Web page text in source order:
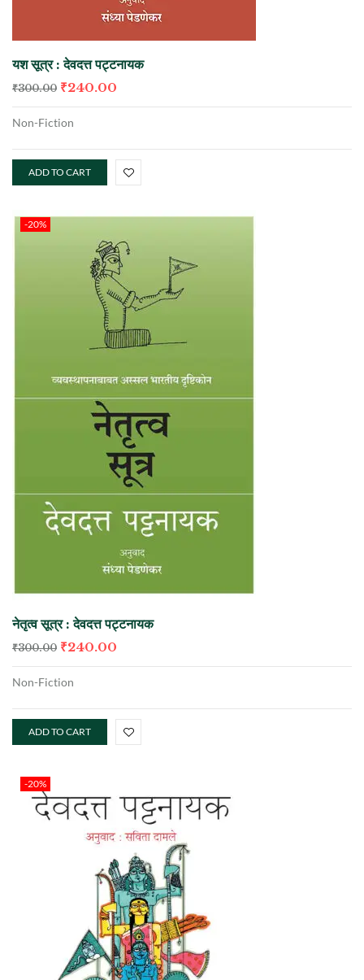
यश सूत्र : देवदत्त पट्टनायक
₹300.00 ₹240.00
Non-Fiction
ADD TO CART
-20%
नेतृत्व सूत्र : देवदत्त पट्टनायक
₹300.00 ₹240.00
Non-Fiction
ADD TO CART
-20%